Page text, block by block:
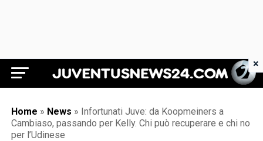
Juventus News 24
Home » News » Infortunati Juve: da Koopmeiners a
Cambiaso, passando per Kelly. Chi può recuperare e chi no
per l’Udinese
×